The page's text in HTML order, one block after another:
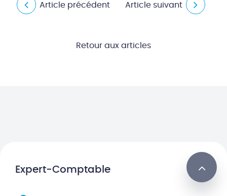
Article précédent Article suivant
Retour aux articles
Expert-Comptable